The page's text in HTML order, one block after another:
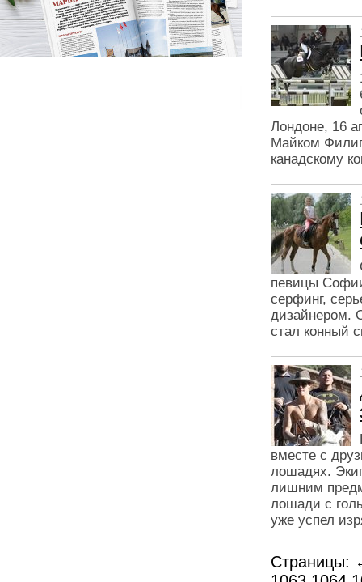
Лондоне, 16
Майком
канадскому
певицы
серфинг,
дизайнером.
стал конный
вместе с
лошадях.
лишним
лошади с
уже успел
Страницы: